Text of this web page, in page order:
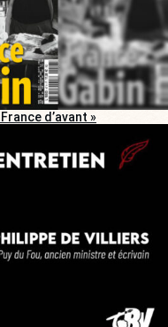
d’avant »